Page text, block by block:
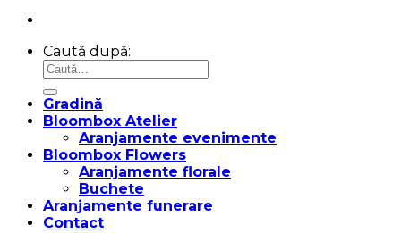
Caută după:
Gradină
Bloombox Atelier
Aranjamente evenimente
Bloombox Flowers
Aranjamente florale
Buchete
Aranjamente funerare
Contact